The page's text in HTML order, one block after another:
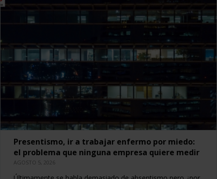
Presentismo, ir a trabajar enfermo por miedo:
el problema que ninguna empresa quiere medir
AGOSTO 5, 2026